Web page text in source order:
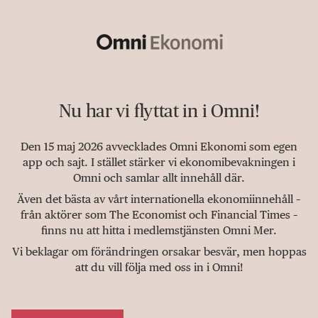
Nu har vi flyttat in i Omni!
Den 15 maj 2026 avvecklades Omni Ekonomi som egen
app och sajt. I stället stärker vi ekonomibevakningen i
Omni och samlar allt innehåll där.
Även det bästa av vårt internationella ekonomiinnehåll –
från aktörer som The Economist och Financial Times –
finns nu att hitta i medlemstjänsten Omni Mer.
Vi beklagar om förändringen orsakar besvär, men hoppas
att du vill följa med oss in i Omni!